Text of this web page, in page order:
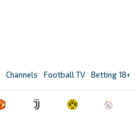
Channels Football TV Betting 18+